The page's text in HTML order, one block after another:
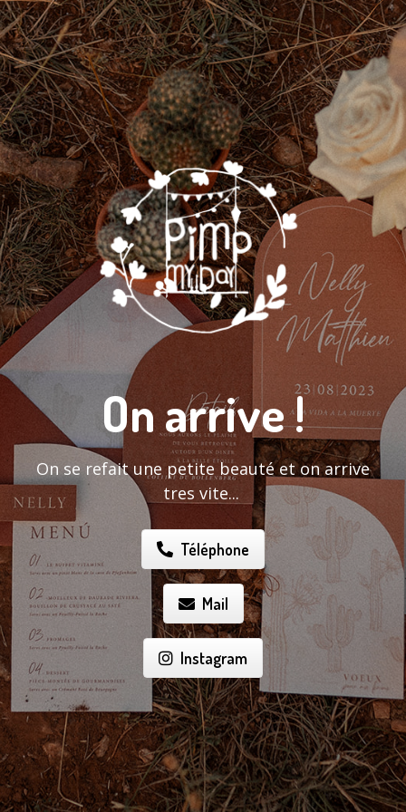
On arrive !
On se refait une petite beauté et on arrive
tres vite...
Téléphone
Mail
Instagram